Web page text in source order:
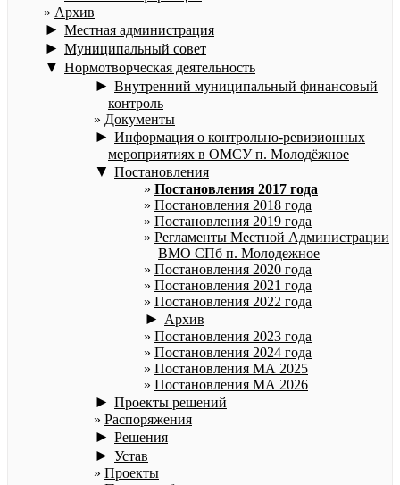
Архив
► Местная администрация
► Муниципальный совет
▼ Нормотворческая деятельность
► Внутренний муниципальный финансовый
контроль
Документы
► Информация о контрольно-ревизионных
мероприятиях в ОМСУ п. Молодёжное
▼ Постановления
Постановления 2017 года
Постановления 2018 года
Постановления 2019 года
Регламенты Местной Администрации
ВМО СПб п. Молодежное
Постановления 2020 года
Постановления 2021 года
Постановления 2022 года
► Архив
Постановления 2023 года
Постановления 2024 года
Постановления МА 2025
Постановления МА 2026
► Проекты решений
Распоряжения
► Решения
► Устав
Проекты